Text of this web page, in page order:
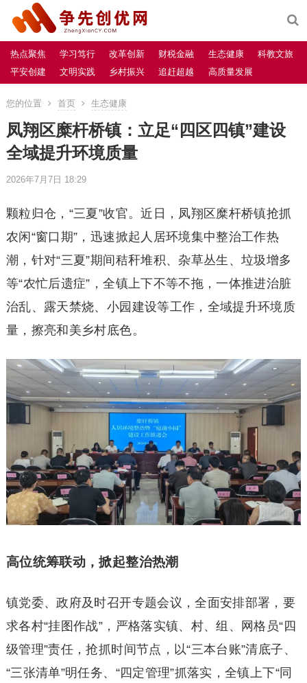
热点聚焦 学习笃行 改革创新 财税金融 生态健康
科教文旅
平安创建
文明实践 乡村振兴 追赶超越 高质量发展
您的位置 首页 生态健康
凤翔区糜杆桥镇：立足“四区四镇”建设
全域提升环境质量
2026年7月7日 18:29
颗粒归仓，“三夏”收官。近日，凤翔区糜杆桥镇抢抓
农闲“窗口期”，迅速掀起人居环境集中整治工作热
潮，针对“三夏”期间秸秆堆积、杂草丛生、垃圾增多
等“农忙后遗症”，全镇上下不等不拖，一体推进治脏
治乱、露天禁烧、小园建设等工作，全域提升环境质
量，擦亮和美乡村底色。
高位统筹联动，掀起整治热潮
镇党委、政府及时召开专题会议，全面安排部署，要
求各村“挂图作战”，严格落实镇、村、组、网格员“四
级管理”责任，抢抓时间节点，以“三本台账”清底子、
“三张清单”明任务、“四定管理”抓落实，全镇上下“同